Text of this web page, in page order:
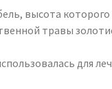
высота
травы
для